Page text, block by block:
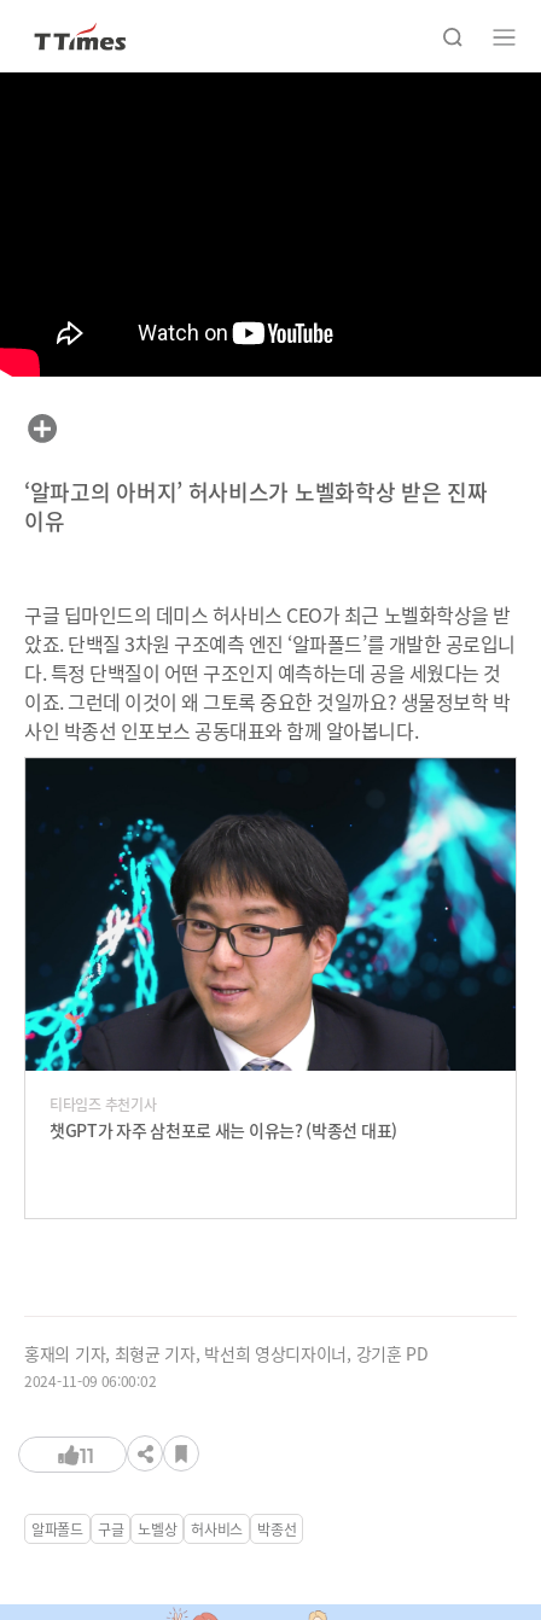
‘알파고의 아버지’ 허사비스가 노벨화학상 받은 진짜
이유
구글 딥마인드의 데미스 허사비스 CEO가 최근 노벨화학상을 받
았죠. 단백질 3차원 구조예측 엔진 ‘알파폴드’를 개발한 공로입니
다. 특정 단백질이 어떤 구조인지 예측하는데 공을 세웠다는 것
이죠. 그런데 이것이 왜 그토록 중요한 것일까요? 생물정보학 박
사인 박종선 인포보스 공동대표와 함께 알아봅니다.
티타임즈 추천기사
챗GPT가 자주 삼천포로 새는 이유는? (박종선 대표)
홍재의 기자, 최형균 기자, 박선희 영상디자이너, 강기훈 PD
2024-11-09 06:00:02
11
알파폴드 구글 노벨상 허사비스 박종선